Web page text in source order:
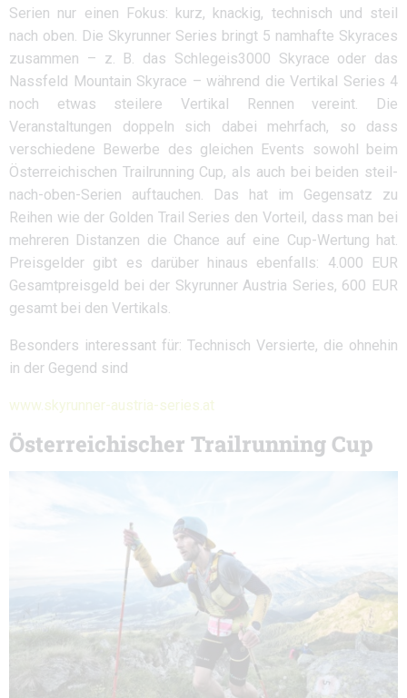
Serien nur einen Fokus: kurz, knackig, technisch und steil
nach oben. Die Skyrunner Series bringt 5 namhafte Skyraces
zusammen – z. B. das Schlegeis3000 Skyrace oder das
Nassfeld Mountain Skyrace – während die Vertikal Series 4
noch etwas steilere Vertikal Rennen vereint. Die
Veranstaltungen doppeln sich dabei mehrfach, so dass
verschiedene Bewerbe des gleichen Events sowohl beim
Österreichischen Trailrunning Cup, als auch bei beiden steil-
nach-oben-Serien auftauchen. Das hat im Gegensatz zu
Reihen wie der Golden Trail Series den Vorteil, dass man bei
mehreren Distanzen die Chance auf eine Cup-Wertung hat.
Preisgelder gibt es darüber hinaus ebenfalls: 4.000 EUR
Gesamtpreisgeld bei der Skyrunner Austria Series, 600 EUR
gesamt bei den Vertikals.
Besonders interessant für: Technisch Versierte, die ohnehin
in der Gegend sind
www.skyrunner-austria-series.at
Österreichischer Trailrunning Cup